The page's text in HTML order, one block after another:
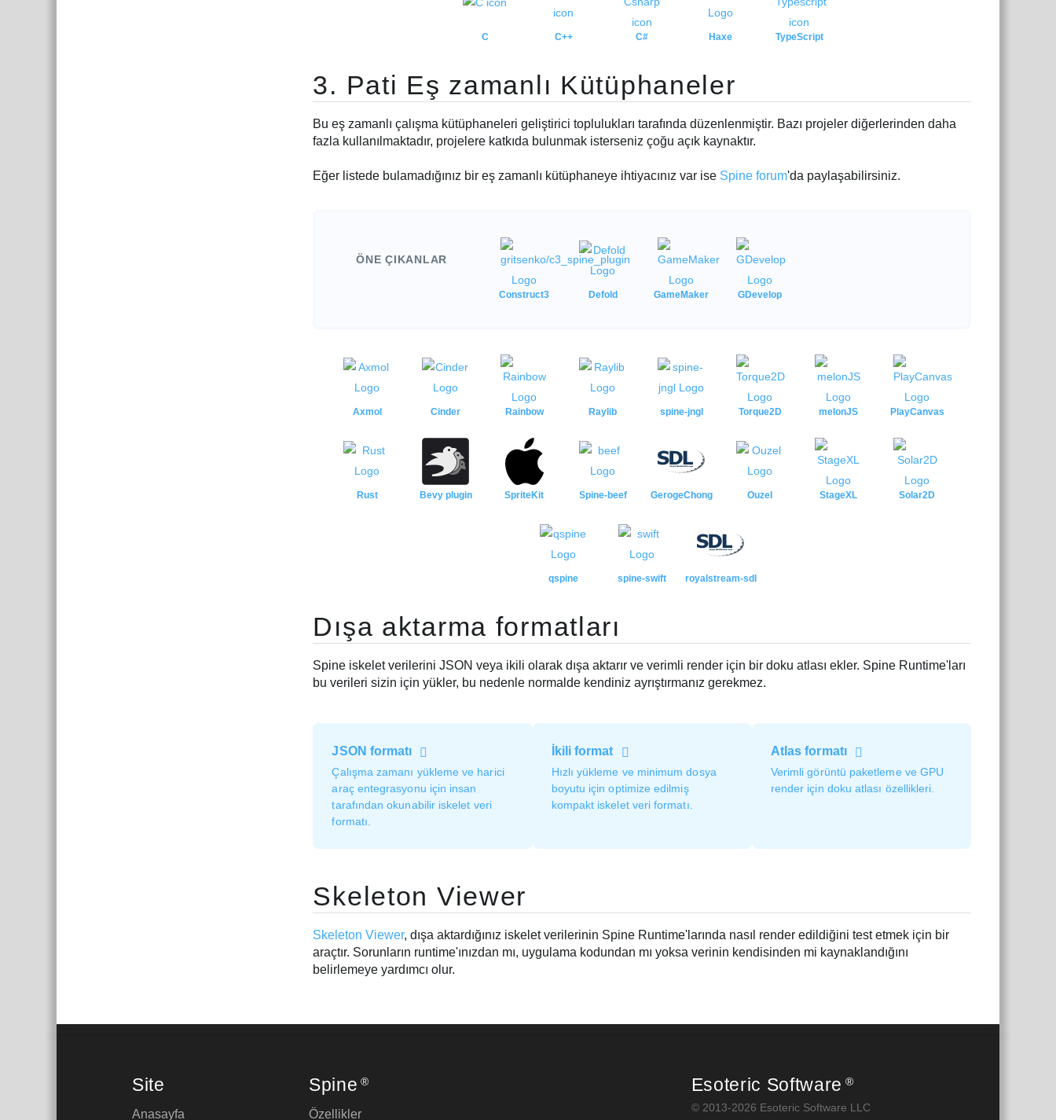
C C++ C# Haxe TypeScript
3. Pati Eş zamanlı Kütüphaneler
Bu eş zamanlı çalışma kütüphaneleri geliştirici toplulukları tarafında düzenlenmiştir. Bazı projeler diğerlerinden daha
fazla kullanılmaktadır, projelere katkıda bulunmak isterseniz çoğu açık kaynaktır.
Eğer listede bulamadığınız bir eş zamanlı kütüphaneye ihtiyacınız var ise Spine forum'da paylaşabilirsiniz.
ÖNE ÇIKANLAR
Construct3 Defold GameMaker GDevelop
Axmol Cinder Rainbow Raylib spine-jngl Torque2D melonJS PlayCanvas
Rust Bevy plugin SpriteKit Spine-beef GerogeChong Ouzel StageXL Solar2D
qspine spine-swift royalstream-sdl
Dışa aktarma formatları
Spine iskelet verilerini JSON veya ikili olarak dışa aktarır ve verimli render için bir doku atlası ekler. Spine Runtime'ları
bu verileri sizin için yükler, bu nedenle normalde kendiniz ayrıştırmanız gerekmez.
JSON formatı
Çalışma zamanı yükleme ve harici
araç entegrasyonu için insan
tarafından okunabilir iskelet veri
formatı.
İkili format
Hızlı yükleme ve minimum dosya
boyutu için optimize edilmiş
kompakt iskelet veri formatı.
Atlas formatı
Verimli görüntü paketleme ve GPU
render için doku atlası özellikleri.
Skeleton Viewer
Skeleton Viewer, dışa aktardığınız iskelet verilerinin Spine Runtime'larında nasıl render edildiğini test etmek için bir
araçtır. Sorunların runtime'ınızdan mı, uygulama kodundan mı yoksa verinin kendisinden mi kaynaklandığını
belirlemeye yardımcı olur.
Site
Anasayfa
Spine ®
Özellikler
Esoteric Software ®
© 2013-2026 Esoteric Software LLC